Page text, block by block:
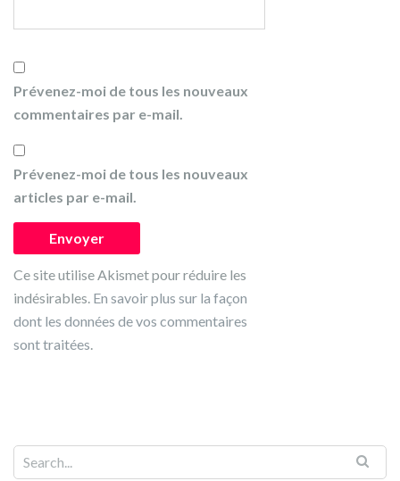
Prévenez-moi de tous les nouveaux
commentaires par e-mail.
Prévenez-moi de tous les nouveaux
articles par e-mail.
Ce site utilise Akismet pour réduire les
indésirables. En savoir plus sur la façon
dont les données de vos commentaires
sont traitées.